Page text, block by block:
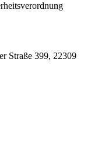
Straße 399, 22309